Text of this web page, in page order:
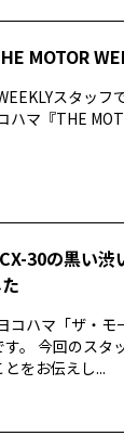
MOTOR
スタッ
ハマ『THE
30の黒い
コハマ「ザ・
。 今回のスタ
をお伝えし...